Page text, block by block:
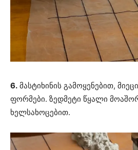
6. მასტიხინის გამოყენებით,
ფორმები. ზედმეტი წყალი
ხელსახოცებით.